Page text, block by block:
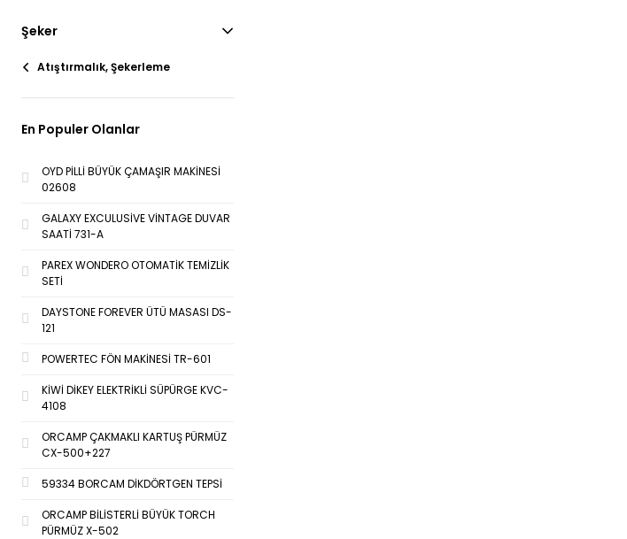
Şeker
Atıştırmalık, Şekerleme
En Populer Olanlar
OYD PİLLİ BÜYÜK ÇAMAŞIR MAKİNESİ
02608
GALAXY EXCULUSİVE VİNTAGE DUVAR
SAATİ 731-A
PAREX WONDERO OTOMATİK TEMİZLİK
SETİ
DAYSTONE FOREVER ÜTÜ MASASI DS-
121
POWERTEC FÖN MAKİNESİ TR-601
KİWİ DİKEY ELEKTRİKLİ SÜPÜRGE KVC-
4108
ORCAMP ÇAKMAKLI KARTUŞ PÜRMÜZ
CX-500+227
59334 BORCAM DİKDÖRTGEN TEPSİ
ORCAMP BİLİSTERLİ BÜYÜK TORCH
PÜRMÜZ X-502